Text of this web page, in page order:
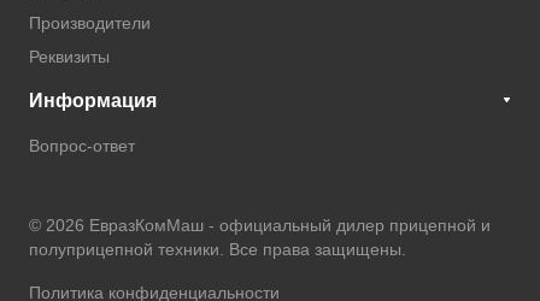
Производители
Реквизиты
Информация
Вопрос-ответ
© 2026 ЕвразКомМаш - официальный дилер прицепной и
полуприцепной техники . Все права защищены.
Политика конфиденциальности